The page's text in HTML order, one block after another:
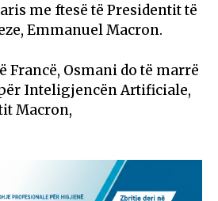
me ftesë të Presidentit të
Emmanuel Macron.
Francë, Osmani do të marrë
Inteligjencën Artificiale,
Macron,